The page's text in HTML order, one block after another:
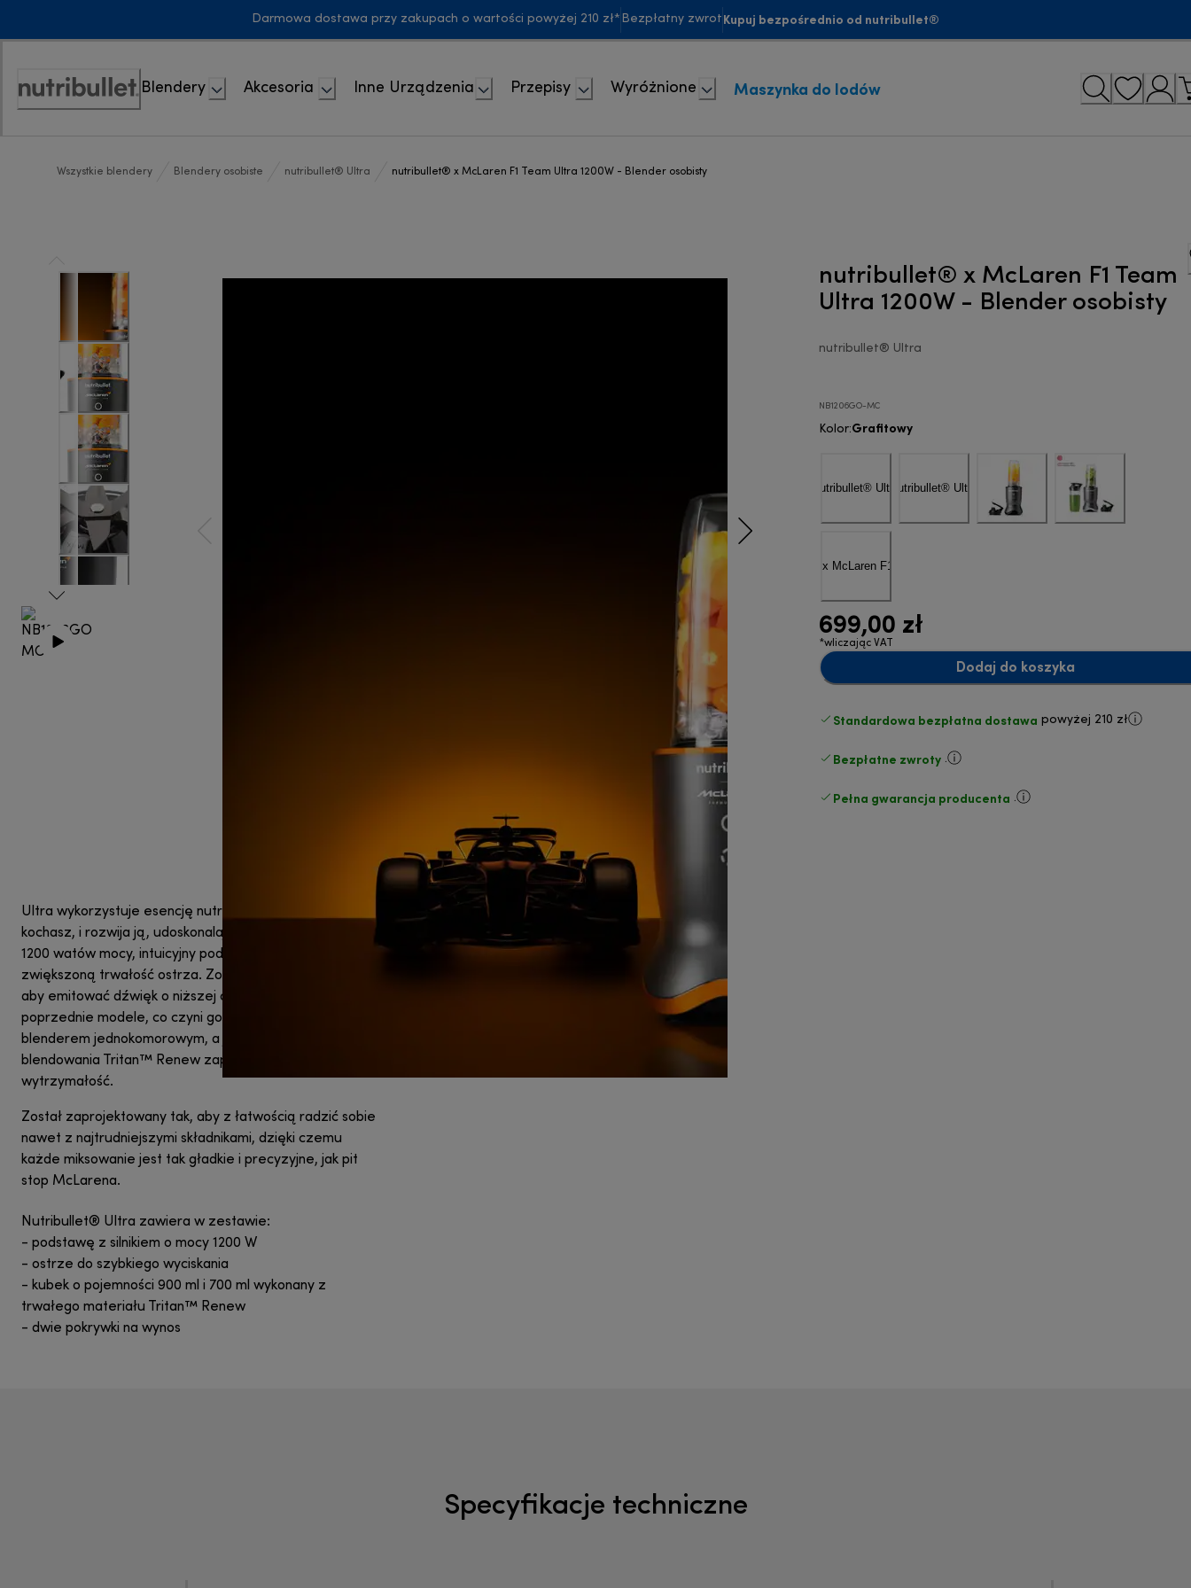
Darmowa dostawa przy zakupach o wartości powyżej 210 zł* Bezpłatny zwrot Kupuj bezpośrednio od nutribullet®
Accessibility
Blendery Akcesoria Inne Urządzenia Przepisy Wyróżnione Maszynka do lodów
Wszystkie blendery Blendery osobiste nutribullet® Ultra nutribullet® x McLaren F1 Team Ultra 1200W - Blender osobisty
nutribullet® x McLaren F1 Team
Ultra 1200W - Blender osobisty
nutribullet® Ultra
NB1206GO-MC
Kolor:Grafitowy
699,00 zł
*wliczając VAT
Dodaj do koszyka
Standardowa bezpłatna dostawa powyżej 210 zł
Bezpłatne zwroty .
Pełna gwarancja producenta .
Ultra wykorzystuje esencję nutribullet®, którą znasz i
kochasz, i rozwija ją, udoskonalając swoją konstrukcję o
1200 watów mocy, intuicyjny podświetlany interfejs i
zwiększoną trwałość ostrza. Został zaprojektowany tak,
aby emitować dźwięk o niższej częstotliwości niż
poprzednie modele, co czyni go naszym najcichszym
blenderem jednokomorowym, a jego kubki do
blendowania Tritan™ Renew zapewniają trwałą
wytrzymałość.
Został zaprojektowany tak, aby z łatwością radzić sobie
nawet z najtrudniejszymi składnikami, dzięki czemu
każde miksowanie jest tak gładkie i precyzyjne, jak pit
stop McLarena.
Nutribullet® Ultra zawiera w zestawie:
- podstawę z silnikiem o mocy 1200 W
- ostrze do szybkiego wyciskania
- kubek o pojemności 900 ml i 700 ml wykonany z
trwałego materiału Tritan™ Renew
- dwie pokrywki na wynos
Specyfikacje techniczne